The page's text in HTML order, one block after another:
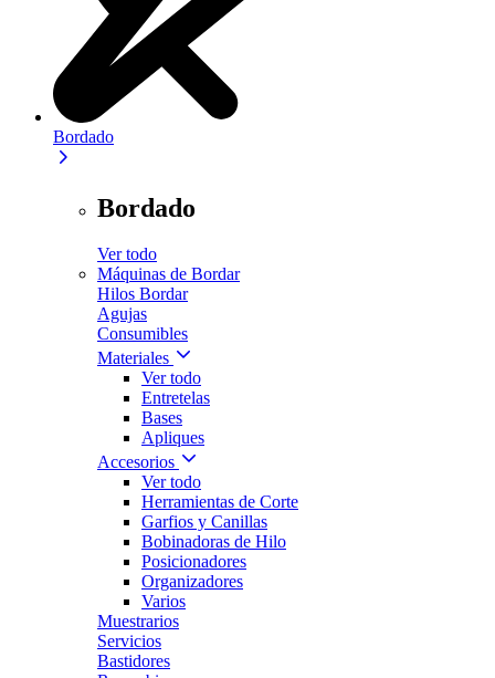
Bordado
Bordado
Ver todo
Máquinas de Bordar
Hilos Bordar
Agujas
Consumibles
Materiales
Ver todo
Entretelas
Bases
Apliques
Accesorios
Ver todo
Herramientas de Corte
Garfios y Canillas
Bobinadoras de Hilo
Posicionadores
Organizadores
Varios
Muestrarios
Servicios
Bastidores